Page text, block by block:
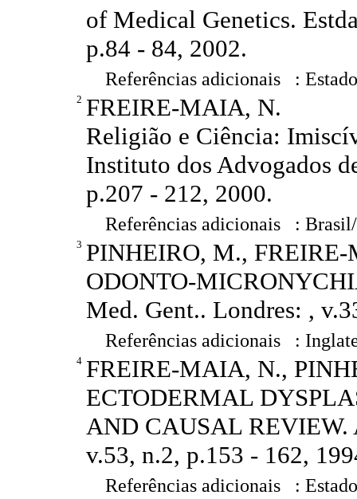
of Medical Genetics.
p.84 - 84, 2002.
Referências adicionais :
2 FREIRE-MAIA, N.
Religião e Ciência:
Instituto dos Advogados
p.207 - 212, 2000.
Referências adicionais :
3 PINHEIRO, M.,
ODONTO-
Med. Gent.. Londres: ,
Referências adicionais :
4 FREIRE-MAIA, N.,
ECTODERMAL
AND CAUSAL REVIEW.
v.53, n.2, p.153 - 162,
Referências adicionais :